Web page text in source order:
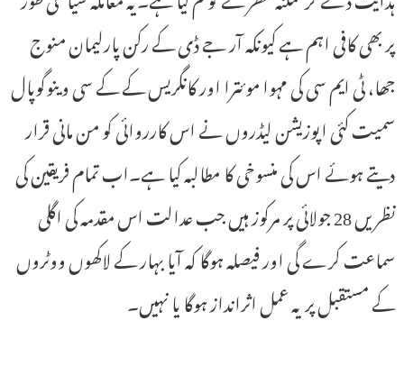
پر بھی کافی اہم ہے کیونکہ آر جے ڈی کے رکن پارلیمان منوج
جھا، ٹی ایم سی کی مہوا موئترا اور کانگریس کے کے سی وینوگوپال
سمیت کئی اپوزیشن لیڈروں نے اس کارروائی کو من مانی قرار
دیتے ہوئے اس کی منسوخی کا مطالبہ کیا ہے۔اب تمام فریقین کی
نظریں 28 جولائی پر مرکوز ہیں جب عدالت اس مقدمہ کی اگلی
سماعت کرے گی اور فیصلہ ہوگا کہ آیا بہار کے لاکھوں ووٹروں
کے مستقبل پر یہ عمل اثرانداز ہوگا یا نہیں۔